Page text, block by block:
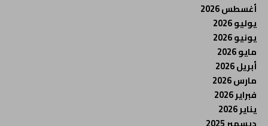
أغسطس 2026
يوليو 2026
يونيو 2026
مايو 2026
أبريل 2026
مارس 2026
فبراير 2026
يناير 2026